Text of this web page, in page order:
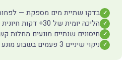
✓ בדקו שתיית מים מספקת — לפחות 50 מ"ל לכל ק"ג
✓ הליכה יומית של 30+ דקות חיונית לבריאות ולנפש
✓ חיסונים שנתיים מונעים מחלות
✓ ניקוי שיניים 3 פעמים בשבוע מונע מחלות חניכיים